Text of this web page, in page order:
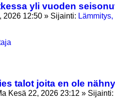
yli vuoden
2026 12:50 » Sijainti:
talot joita en ole
Kesä 22, 2026 23:12 » Sijainti: